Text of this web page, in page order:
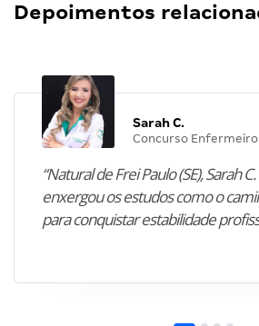
Depoimentos
Sarah C.
Concurso Enfermeiro
“Natural de Frei Paulo (SE), Sarah
enxergou os estudos como o
para conquistar estabilidade